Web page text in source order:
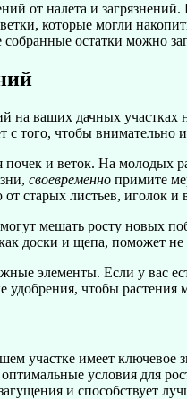
от налета и
которые могли
остатки можно
на ваших дачных
с того, чтобы внимательно
почек и веток. На молодых
своевременно примите
старых листьев, иголок и
мешать росту новых
доски и щепа, поможет
элементы. Если у вас
удобрения, чтобы растения
участке имеет ключевое
оптимальные условия для
и способствует